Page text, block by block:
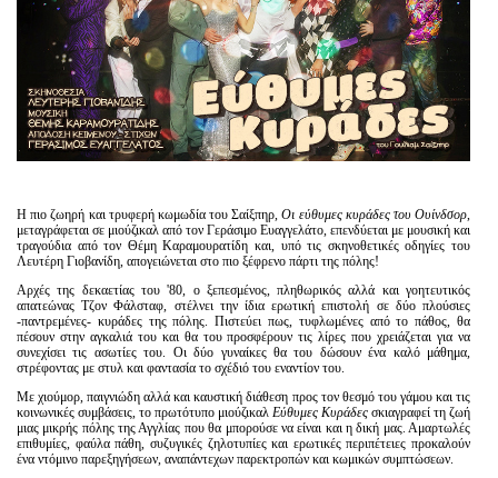
Η πιο ζωηρή και τρυφερή κωμωδία του Σαίξπηρ,Οι εύθυμες κυράδες του Ουίνδσορ
μεταγράφεται σε μιούζικαλ από τον Γεράσιμο Ευαγγελάτο, επενδύεται με μουσική και
τραγούδια από τον Θέμη Καραμουρατίδη και, υπό τις σκηνοθετικές οδηγίες του
Λευτέρη Γιοβανίδη, απογειώνεται στο πιο ξέφρενο πάρτι της πόλης!
Αρχές της δεκαετίας του '80, ο ξεπεσμένος, πληθωρικός αλλά και γοητευτικός
απατεώνας Τζον Φάλσταφ, στέλνει την ίδια ερωτική επιστολή σε δύο πλούσιες
-παντρεμένες- κυράδες της πόλης. Πιστεύει πως, τυφλωμένες από το πάθος, θα
πέσουν στην αγκαλιά του και θα του προσφέρουν τις λίρες που χρειάζεται για να
συνεχίσει τις ασωτίες του. Οι δύο γυναίκες θα του δώσουν ένα καλό μάθημα,
στρέφοντας με στυλ και φαντασία το σχέδιό του εναντίον του.
Με χιούμορ, παιγνιώδη αλλά και καυστική διάθεση προς τον θεσμό του γάμου και τις
κοινωνικές συμβάσεις, το πρωτότυπο μιούζικαλ Εύθυμες Κυράδες σκιαγραφεί τη ζωή
μιας μικρής πόλης της Αγγλίας που θα μπορούσε να είναι και η δική μας. Αμαρτωλές
επιθυμίες, φαύλα πάθη, συζυγικές ζηλοτυπίες και ερωτικές περιπέτειες προκαλούν
ένα ντόμινο παρεξηγήσεων, αναπάντεχων παρεκτροπών και κωμικών συμπτώσεων.